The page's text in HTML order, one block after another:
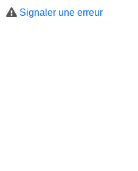
Signaler une erreur